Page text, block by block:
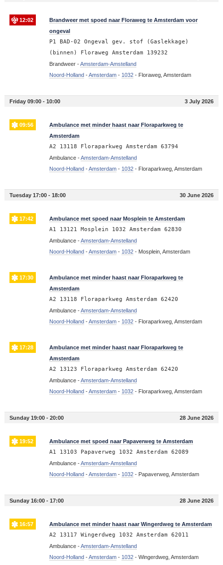
12:02
Brandweer met spoed naar Floraweg te Amsterdam voor
ongeval
P1 BAD-02 Ongeval gev. stof (Gaslekkage)
(binnen) Floraweg Amsterdam 139232
Brandweer -Amsterdam-Amstelland
Noord-Holland-Amsterdam- 1032- Floraweg, Amsterdam
Friday 09:00 - 10:00 3 July 2026
09:56
Ambulance met minder haast naar Floraparkweg te
Amsterdam
A2 13118 Floraparkweg Amsterdam 63794
Ambulance -Amsterdam-Amstelland
Noord-Holland-Amsterdam- 1032- Floraparkweg, Amsterdam
Tuesday 17:00 - 18:00 30 June 2026
17:42 Ambulance met spoed naar Mosplein te Amsterdam
A1 13121 Mosplein 1032 Amsterdam 62830
Ambulance -Amsterdam-Amstelland
Noord-Holland-Amsterdam- 1032- Mosplein, Amsterdam
17:30
Ambulance met minder haast naar Floraparkweg te
Amsterdam
A2 13118 Floraparkweg Amsterdam 62420
Ambulance -Amsterdam-Amstelland
Noord-Holland-Amsterdam- 1032- Floraparkweg, Amsterdam
17:28
Ambulance met minder haast naar Floraparkweg te
Amsterdam
A2 13123 Floraparkweg Amsterdam 62420
Ambulance -Amsterdam-Amstelland
Noord-Holland-Amsterdam- 1032- Floraparkweg, Amsterdam
Sunday 19:00 - 20:00 28 June 2026
19:52 Ambulance met spoed naar Papaverweg te Amsterdam
A1 13103 Papaverweg 1032 Amsterdam 62089
Ambulance -Amsterdam-Amstelland
Noord-Holland-Amsterdam- 1032- Papaverweg, Amsterdam
Sunday 16:00 - 17:00 28 June 2026
16:57 Ambulance met minder haast naar Wingerdweg te Amsterdam
A2 13117 Wingerdweg 1032 Amsterdam 62011
Ambulance -Amsterdam-Amstelland
Noord-Holland-Amsterdam- 1032- Wingerdweg, Amsterdam